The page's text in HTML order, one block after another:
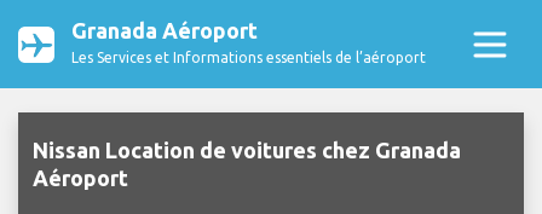
Granada Aéroport
Les Services et Informations essentiels de l’aéroport
Nissan Location de voitures chez Granada
Aéroport